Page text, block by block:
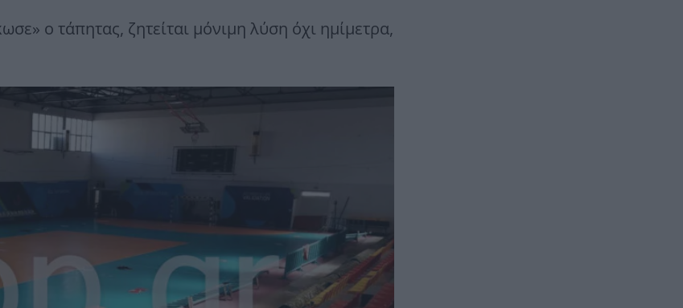
ο τάπητας, ζητείται μόνιμη λύση όχι ημίμετρα,